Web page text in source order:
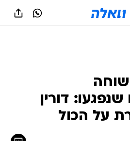
דורין
על הכול